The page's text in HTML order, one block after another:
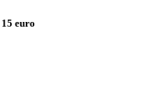
15 euro